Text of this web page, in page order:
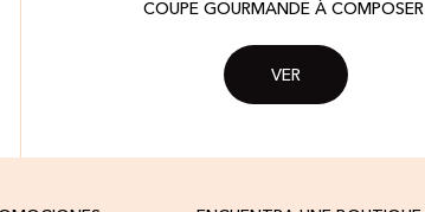
COUPE GOURMANDE À COMPOSER ​
VER